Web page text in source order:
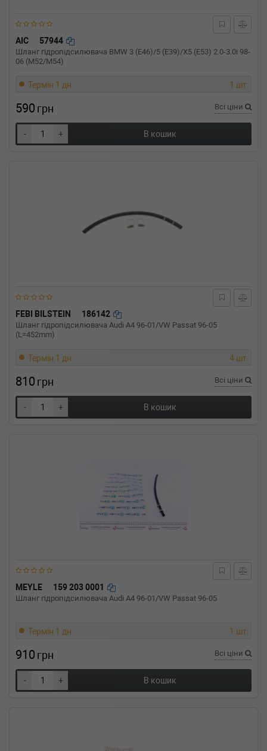
AIC 57944
Шланг гідропідсилювача BMW 3 (E46)/5 (E39)/X5 (E53) 2.0-3.0i 98-
06 (M52/M54)
Термін 1 дн. 1 шт.
590 грн Всі ціни
- + В кошик
FEBI BILSTEIN 186142
Шланг гідропідсилювача Audi A4 96-01/VW Passat 96-05
(L=452mm)
Термін 1 дн. 4 шт.
810 грн Всі ціни
- + В кошик
MEYLE 159 203 0001
Шланг гідропідсилювача Audi A4 96-01/VW Passat 96-05
Термін 1 дн. 1 шт.
910 грн Всі ціни
- + В кошик